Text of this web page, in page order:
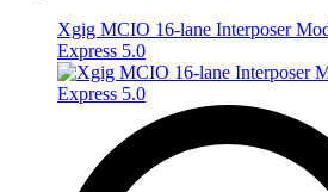
Xgig MCIO 16-lane Interposer
Express 5.0